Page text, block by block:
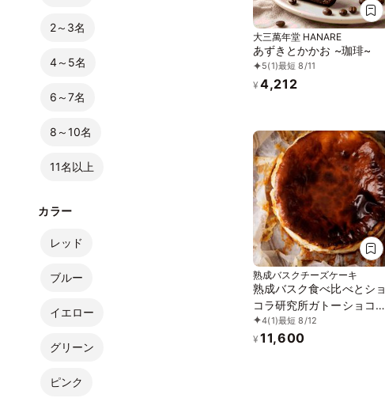
2～3名
4～5名
6～7名
8～10名
11名以上
カラー
レッド
ブルー
イエロー
グリーン
ピンク
大三萬年堂 HANARE
あずきとかかお ~珈琲~
5(1)最短 8/11
¥ 4,212
熟成バスクチーズケーキ
熟成バスク食べ比べとショ
コラ研究所ガトーショコラ
のコラボ
4(1)最短 8/12
¥ 11,600